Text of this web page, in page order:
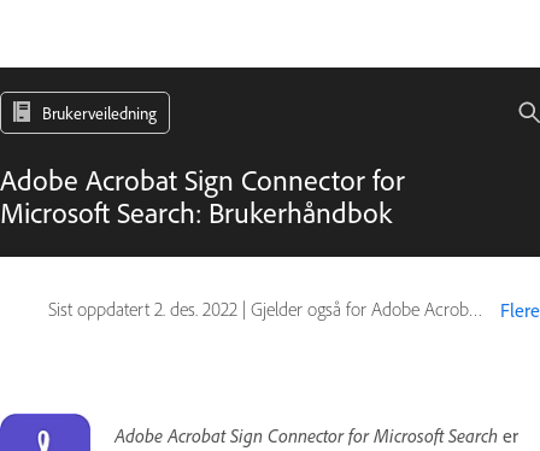
Brukerveiledning
Adobe Acrobat Sign Connector for
Microsoft Search: Brukerhåndbok
Sist oppdatert 2. des. 2022 | Gjelder også for Adobe Acrobat Sign Flere
Adobe Acrobat Sign Connector for Microsoft Search er